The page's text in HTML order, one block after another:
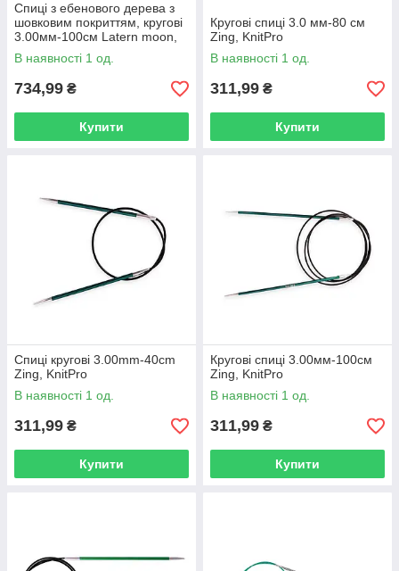
Спиці з ебенового дерева з
шовковим покриттям, кругові
3.00мм-100см Latern moon,
KnitPro
В наявності 1 од.
734,99 ₴
Купити
Кругові спиці 3.0 мм-80 см
Zing, KnitPro
В наявності 1 од.
311,99 ₴
Купити
Спиці кругові 3.00mm-40cm
Zing, KnitPro
В наявності 1 од.
311,99 ₴
Купити
Кругові спиці 3.00мм-100см
Zing, KnitPro
В наявності 1 од.
311,99 ₴
Купити